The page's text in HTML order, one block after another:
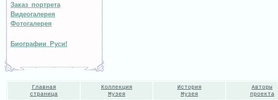
Заказ портрета
Видеогалерея
Фотогалерея
Биографии Руси!
Главная
страница
Коллекция
Музея
История
Музея
Авторы
проекта